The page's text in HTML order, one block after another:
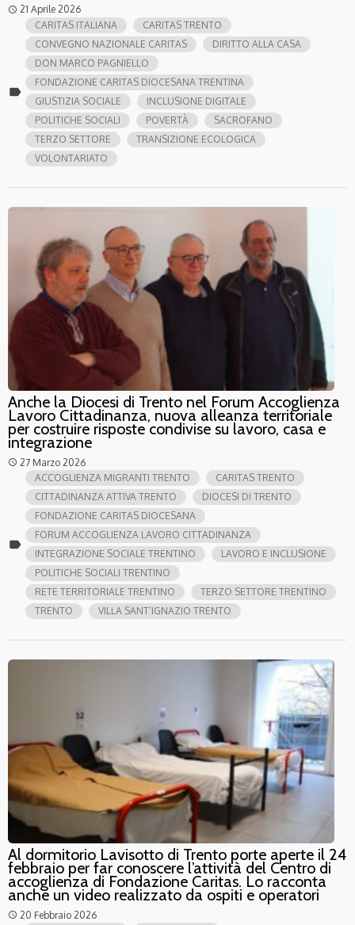
access_time 21 Aprile 2026
label
CARITAS ITALIANA
CARITAS TRENTO
CONVEGNO NAZIONALE CARITAS
DIRITTO ALLA CASA
DON MARCO PAGNIELLO
FONDAZIONE CARITAS DIOCESANA TRENTINA
GIUSTIZIA SOCIALE
INCLUSIONE DIGITALE
POLITICHE SOCIALI
POVERTÀ
SACROFANO
TERZO SETTORE
TRANSIZIONE ECOLOGICA
VOLONTARIATO
Anche la Diocesi di Trento nel Forum Accoglienza
Lavoro Cittadinanza, nuova alleanza territoriale
per costruire risposte condivise su lavoro, casa e
integrazione
access_time 27 Marzo 2026
label
ACCOGLIENZA MIGRANTI TRENTO
CARITAS TRENTO
CITTADINANZA ATTIVA TRENTO
DIOCESI DI TRENTO
FONDAZIONE CARITAS DIOCESANA
FORUM ACCOGLIENZA LAVORO CITTADINANZA
INTEGRAZIONE SOCIALE TRENTINO
LAVORO E INCLUSIONE
POLITICHE SOCIALI TRENTINO
RETE TERRITORIALE TRENTINO
TERZO SETTORE TRENTINO
TRENTO
VILLA SANT’IGNAZIO TRENTO
Al dormitorio Lavisotto di Trento porte aperte il 24
febbraio per far conoscere l’attività del Centro di
accoglienza di Fondazione Caritas. Lo racconta
anche un video realizzato da ospiti e operatori
access_time 20 Febbraio 2026